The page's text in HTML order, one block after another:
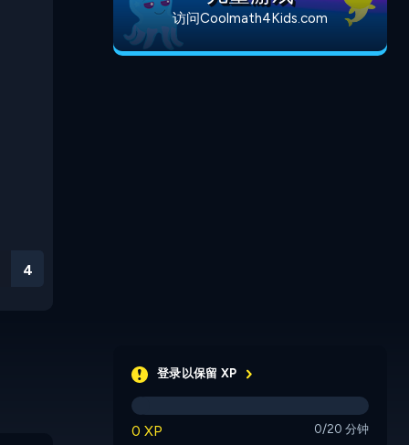
3
访问Coolmath4Kids.com
登录以保留 XP
0 XP 0/20 分钟